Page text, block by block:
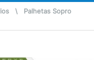
\ Palhetas Sopro